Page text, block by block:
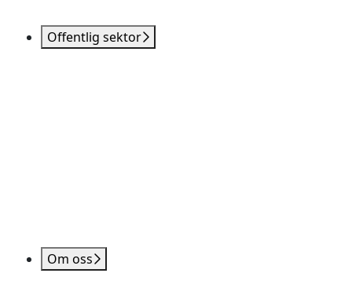
Offentlig sektor
Om oss